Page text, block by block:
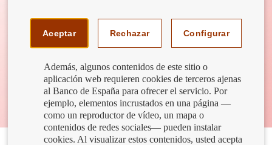
Aceptar Rechazar Configurar
Además, algunos contenidos de este sitio o
aplicación web requieren cookies de terceros ajenas
al Banco de España para ofrecer el servicio. Por
ejemplo, elementos incrustados en una página —
como un reproductor de vídeo, un mapa o
contenidos de redes sociales— pueden instalar
cookies. Al visualizar estos contenidos, usted acepta